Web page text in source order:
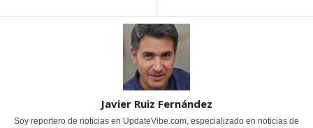
Javier Ruiz Fernández
Soy reportero de noticias en UpdateVibe.com, especializado en noticias de